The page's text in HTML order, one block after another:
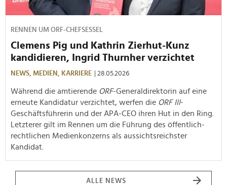
RENNEN UM ORF-CHEFSESSEL
Clemens Pig und Kathrin Zierhut-Kunz
kandidieren, Ingrid Thurnher verzichtet
NEWS, MEDIEN, KARRIERE | 28.05.2026
Während die amtierende ORF-Generaldirektorin auf eine
erneute Kandidatur verzichtet, werfen die ORF III-
Geschäftsführerin und der APA-CEO ihren Hut in den Ring.
Letzterer gilt im Rennen um die Führung des öffentlich-
rechtlichen Medienkonzerns als aussichtsreichster
Kandidat.
ALLE NEWS